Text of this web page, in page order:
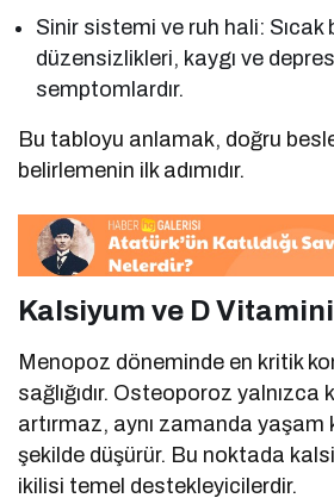
Sinir sistemi ve ruh hali: Sıcak
düzensizlikleri, kaygı ve
semptomlardır.
Bu tabloyu anlamak, doğru
belirlemenin ilk adımıdır.
Kalsiyum ve D Vitamini
Menopoz döneminde en kritik
sağlığıdır. Osteoporoz yalnızca
artırmaz, aynı zamanda yaşam
şekilde düşürür. Bu noktada
ikilisi temel destekleyicilerdir.